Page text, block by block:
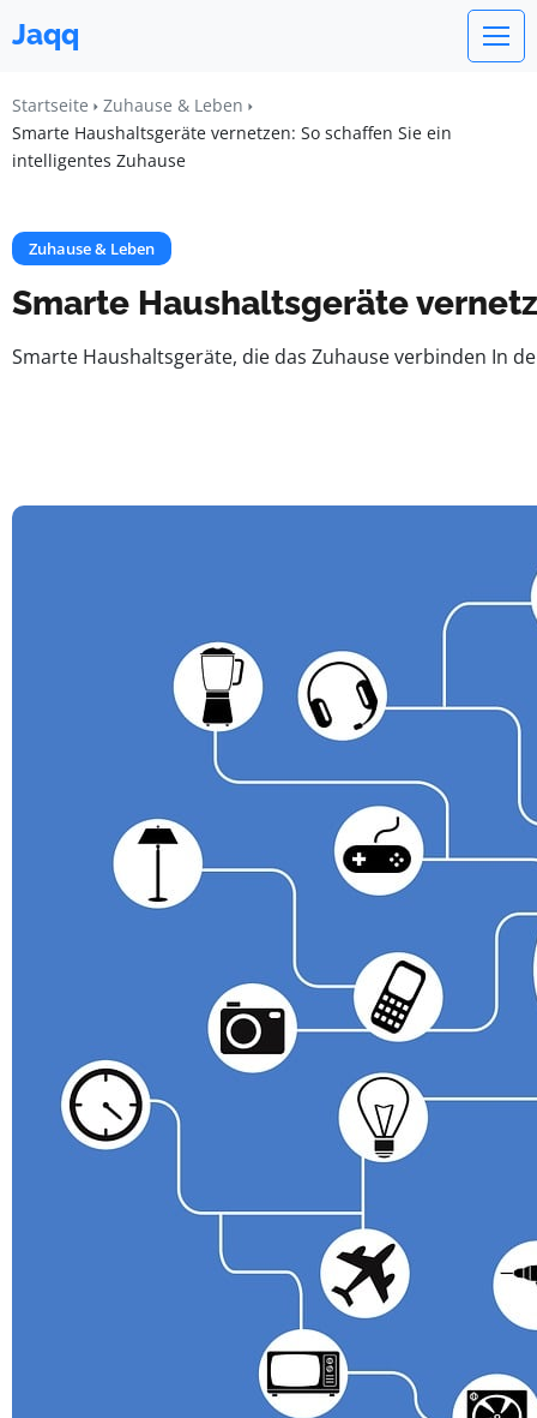
Jaqq
Startseite
Zuhause & Leben
Smarte Haushaltsgeräte vernetzen: So schaffen Sie ein
intelligentes Zuhause
Zuhause & Leben
Smarte Haushaltsgeräte
Smarte Haushaltsgeräte, die das Zuhause verbinden In